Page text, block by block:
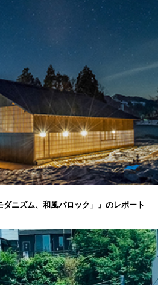
ダニズム、和風バロック」』のレポート